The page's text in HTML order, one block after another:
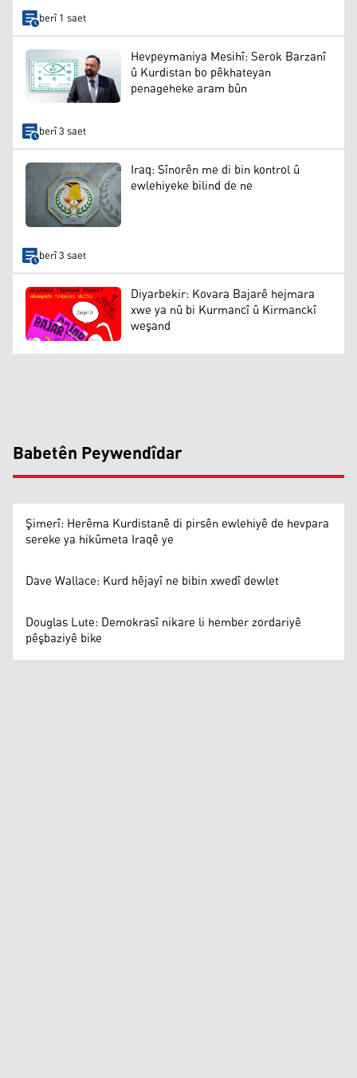
berî 1 saet
Hevpeymaniya Mesihî: Serok Barzanî
û Kurdistan bo pêkhateyan
penageheke aram bûn
berî 3 saet
Iraq: Sînorên me di bin kontrol û
ewlehiyeke bilind de ne
berî 3 saet
Diyarbekir: Kovara Bajarê hejmara
xwe ya nû bi Kurmancî û Kirmanckî
weşand
Babetên Peywendîdar
Şimerî: Herêma Kurdistanê di pirsên ewlehiyê de hevpara
sereke ya hikûmeta Iraqê ye
Dave Wallace: Kurd hêjayî ne bibin xwedî dewlet
Douglas Lute: Demokrasî nikare li hember zordariyê
pêşbaziyê bike